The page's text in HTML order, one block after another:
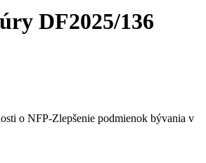
DF2025/136
o NFP-Zlepšenie podmienok bývania v